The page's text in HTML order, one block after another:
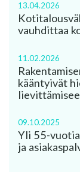
13.04.2026
vauhdittaa
11.02.2026
kääntyivät
09.10.2025
Yli 55-
ja